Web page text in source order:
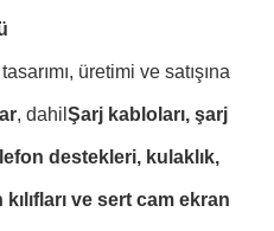
üretimi ve satışına
, dahil Şarj kabloları, şarj
destekleri, kulaklık,
ve sert cam ekran